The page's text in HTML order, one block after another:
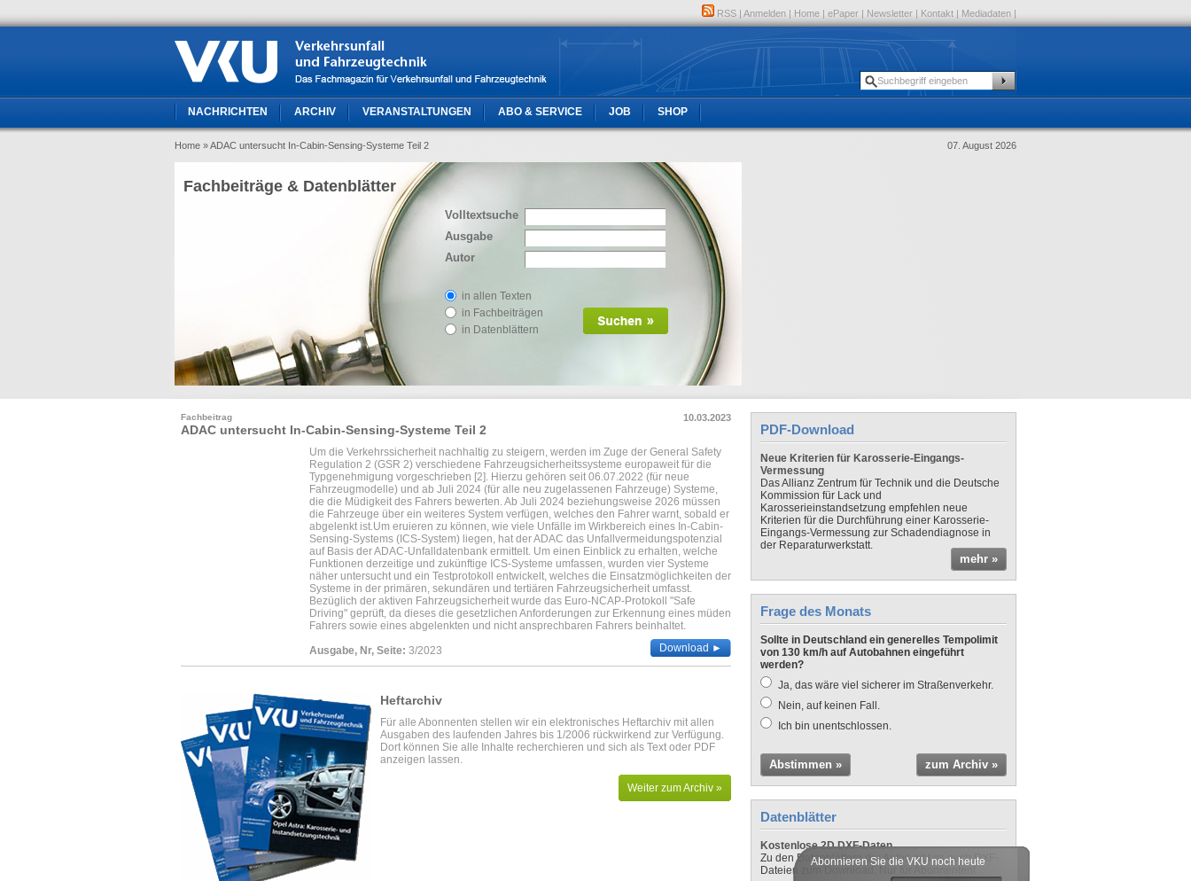
RSS | Anmelden | Home | ePaper | Newsletter | Kontakt | Mediadaten |
NACHRICHTEN ARCHIV VERANSTALTUNGEN ABO & SERVICE JOB SHOP
Home » ADAC untersucht In-Cabin-Sensing-Systeme Teil 2 07. August 2026
Volltextsuche
Ausgabe
Autor
in allen Texten
in Fachbeiträgen
in Datenblättern
Fachbeiträge & Datenblätter
10.03.2023
Fachbeitrag
ADAC untersucht In-Cabin-Sensing-Systeme Teil 2
Um die Verkehrssicherheit nachhaltig zu steigern, werden im Zuge der General Safety
Regulation 2 (GSR 2) verschiedene Fahrzeugsicherheitssysteme europaweit für die
Typgenehmigung vorgeschrieben [2]. Hierzu gehören seit 06.07.2022 (für neue
Fahrzeugmodelle) und ab Juli 2024 (für alle neu zugelassenen Fahrzeuge) Systeme,
die die Müdigkeit des Fahrers bewerten. Ab Juli 2024 beziehungsweise 2026 müssen
die Fahrzeuge über ein weiteres System verfügen, welches den Fahrer warnt, sobald er
abgelenkt ist.Um eruieren zu können, wie viele Unfälle im Wirkbereich eines In-Cabin-
Sensing-Systems (ICS-System) liegen, hat der ADAC das Unfallvermeidungspotenzial
auf Basis der ADAC-Unfalldatenbank ermittelt. Um einen Einblick zu erhalten, welche
Funktionen derzeitige und zukünftige ICS-Systeme umfassen, wurden vier Systeme
näher untersucht und ein Testprotokoll entwickelt, welches die Einsatzmöglichkeiten der
Systeme in der primären, sekundären und tertiären Fahrzeugsicherheit umfasst.
Bezüglich der aktiven Fahrzeugsicherheit wurde das Euro-NCAP-Protokoll "Safe
Driving" geprüft, da dieses die gesetzlichen Anforderungen zur Erkennung eines müden
Fahrers sowie eines abgelenkten und nicht ansprechbaren Fahrers beinhaltet.
Ausgabe, Nr, Seite: 3/2023 Download ►
Heftarchiv
Für alle Abonnenten stellen wir ein elektronisches Heftarchiv mit allen
Ausgaben des laufenden Jahres bis 1/2006 rückwirkend zur Verfügung.
Dort können Sie alle Inhalte recherchieren und sich als Text oder PDF
anzeigen lassen.
Weiter zum Archiv »
PDF-Download
Neue Kriterien für Karosserie-Eingangs-
Vermessung
Das Allianz Zentrum für Technik und die Deutsche
Kommission für Lack und
Karosserieinstandsetzung empfehlen neue
Kriterien für die Durchführung einer Karosserie-
Eingangs-Vermessung zur Schadendiagnose in
der Reparaturwerkstatt.
mehr »
Frage des Monats
Sollte in Deutschland ein generelles Tempolimit
von 130 km/h auf Autobahnen eingeführt
werden?
Ja, das wäre viel sicherer im Straßenverkehr.
Nein, auf keinen Fall.
Ich bin unentschlossen.
Abstimmen » zum Archiv »
Datenblätter
Kostenlose 2D DXF-Daten
Zu den Datenblättern der Autos gibt es auch DXF-
Dateien zum Download. Nur für Abonnenten!
Abonnieren Sie die VKU noch heute